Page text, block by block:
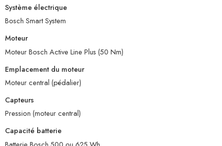
Système électrique
Bosch Smart System
Moteur
Moteur Bosch Active Line Plus (50 Nm)
Emplacement du moteur
Moteur central (pédalier)
Capteurs
Pression (moteur central)
Capacité batterie